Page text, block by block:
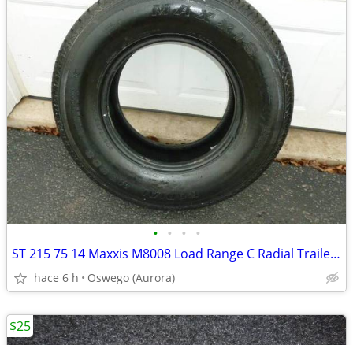
• • • •
ST 215 75 14 Maxxis M8008 Load Range C Radial Trailer Tire NO MILES
hace 6 h Oswego (Aurora)
$25